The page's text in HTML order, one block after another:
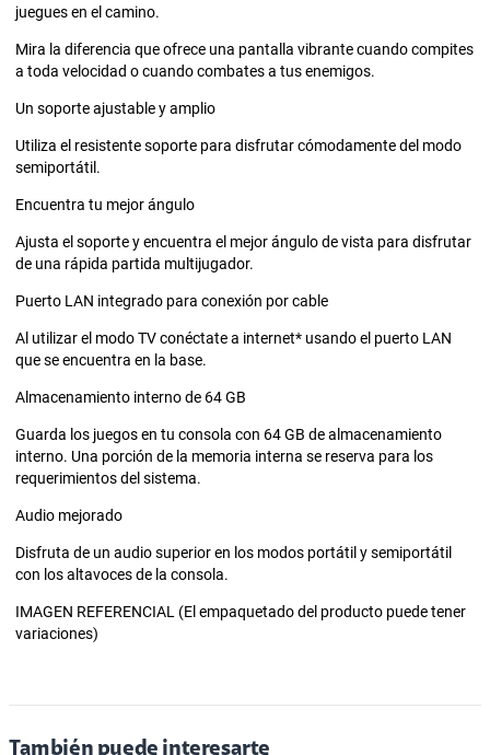
juegues en el camino.
Mira la diferencia que ofrece una pantalla vibrante cuando compites
a toda velocidad o cuando combates a tus enemigos.
Un soporte ajustable y amplio
Utiliza el resistente soporte para disfrutar cómodamente del modo
semiportátil.
Encuentra tu mejor ángulo
Ajusta el soporte y encuentra el mejor ángulo de vista para disfrutar
de una rápida partida multijugador.
Puerto LAN integrado para conexión por cable
Al utilizar el modo TV conéctate a internet* usando el puerto LAN
que se encuentra en la base.
Almacenamiento interno de 64 GB
Guarda los juegos en tu consola con 64 GB de almacenamiento
interno. Una porción de la memoria interna se reserva para los
requerimientos del sistema.
Audio mejorado
Disfruta de un audio superior en los modos portátil y semiportátil
con los altavoces de la consola.
IMAGEN REFERENCIAL (El empaquetado del producto puede tener
variaciones)
También puede interesarte